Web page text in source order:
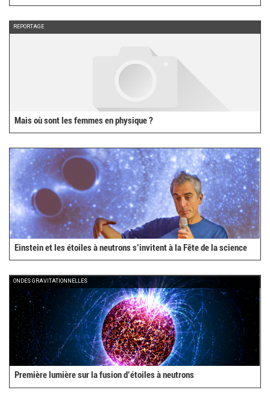
REPORTAGE
Mais où sont les femmes en physique ?
Einstein et les étoiles à neutrons s’invitent à la Fête de la science
ONDES GRAVITATIONNELLES
Première lumière sur la fusion d’étoiles à neutrons